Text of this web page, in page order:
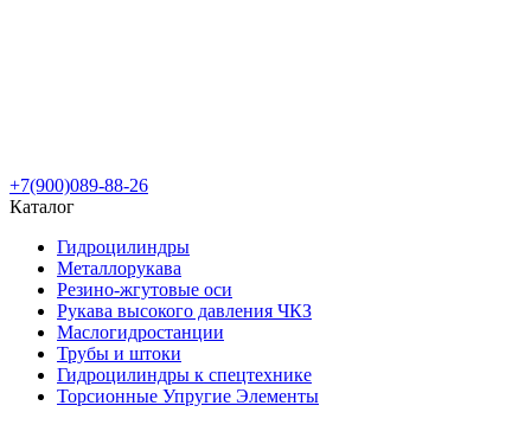
+7(900)089-88-26
Каталог
Гидроцилиндры
Металлорукава
Резино-жгутовые оси
Рукава высокого давления ЧКЗ
Маслогидростанции
Трубы и штоки
Гидроцилиндры к спецтехнике
Торсионные Упругие Элементы